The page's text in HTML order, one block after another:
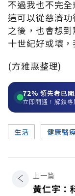
不過我也不完
這可以從慈濟
之後，也會想
十世紀好或壞
(方雅惠整理)
72% 領先者已開
立即開通！解鎖專
生活 健康醫
上一篇
黃仁宇：